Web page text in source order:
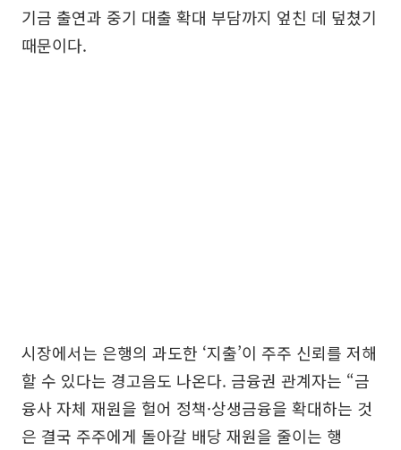
기금 출연과 중기 대출 확대 부담까지 엎친 데 덮쳤기
때문이다.
시장에서는 은행의 과도한 ‘지출’이 주주 신뢰를 저해
할 수 있다는 경고음도 나온다. 금융권 관계자는 “금
융사 자체 재원을 헐어 정책·상생금융을 확대하는 것
은 결국 주주에게 돌아갈 배당 재원을 줄이는 행